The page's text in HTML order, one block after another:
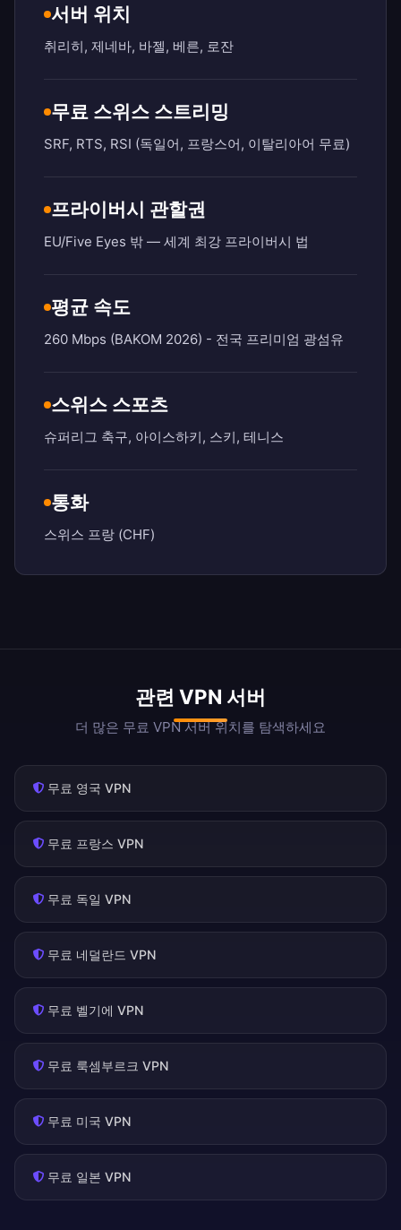
서버 위치
취리히, 제네바, 바젤, 베른, 로잔
무료 스위스 스트리밍
SRF, RTS, RSI (독일어, 프랑스어, 이탈리아어 무료)
프라이버시 관할권
EU/Five Eyes 밖 — 세계 최강 프라이버시 법
평균 속도
260 Mbps (BAKOM 2026) - 전국 프리미엄 광섬유
스위스 스포츠
슈퍼리그 축구, 아이스하키, 스키, 테니스
통화
스위스 프랑 (CHF)
관련 VPN 서버
더 많은 무료 VPN 서버 위치를 탐색하세요
무료 영국 VPN
무료 프랑스 VPN
무료 독일 VPN
무료 네덜란드 VPN
무료 벨기에 VPN
무료 룩셈부르크 VPN
무료 미국 VPN
무료 일본 VPN